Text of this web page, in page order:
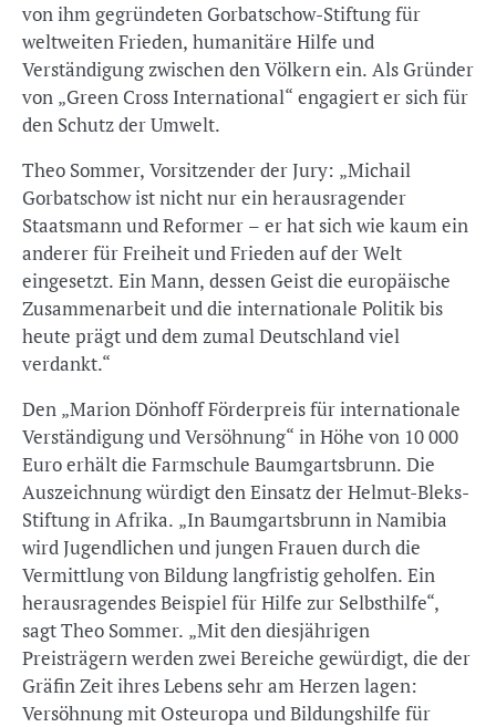
von ihm gegründeten Gorbatschow-Stiftung für
weltweiten Frieden, humanitäre Hilfe und
Verständigung zwischen den Völkern ein. Als Gründer
von „Green Cross International“ engagiert er sich für
den Schutz der Umwelt.
Theo Sommer, Vorsitzender der Jury: „Michail
Gorbatschow ist nicht nur ein herausragender
Staatsmann und Reformer – er hat sich wie kaum ein
anderer für Freiheit und Frieden auf der Welt
eingesetzt. Ein Mann, dessen Geist die europäische
Zusammenarbeit und die internationale Politik bis
heute prägt und dem zumal Deutschland viel
verdankt.“
Den „Marion Dönhoff Förderpreis für internationale
Verständigung und Versöhnung“ in Höhe von 10 000
Euro erhält die Farmschule Baumgartsbrunn. Die
Auszeichnung würdigt den Einsatz der Helmut-Bleks-
Stiftung in Afrika. „In Baumgartsbrunn in Namibia
wird Jugendlichen und jungen Frauen durch die
Vermittlung von Bildung langfristig geholfen. Ein
herausragendes Beispiel für Hilfe zur Selbsthilfe“,
sagt Theo Sommer. „Mit den diesjährigen
Preisträgern werden zwei Bereiche gewürdigt, die der
Gräfin Zeit ihres Lebens sehr am Herzen lagen:
Versöhnung mit Osteuropa und Bildungshilfe für